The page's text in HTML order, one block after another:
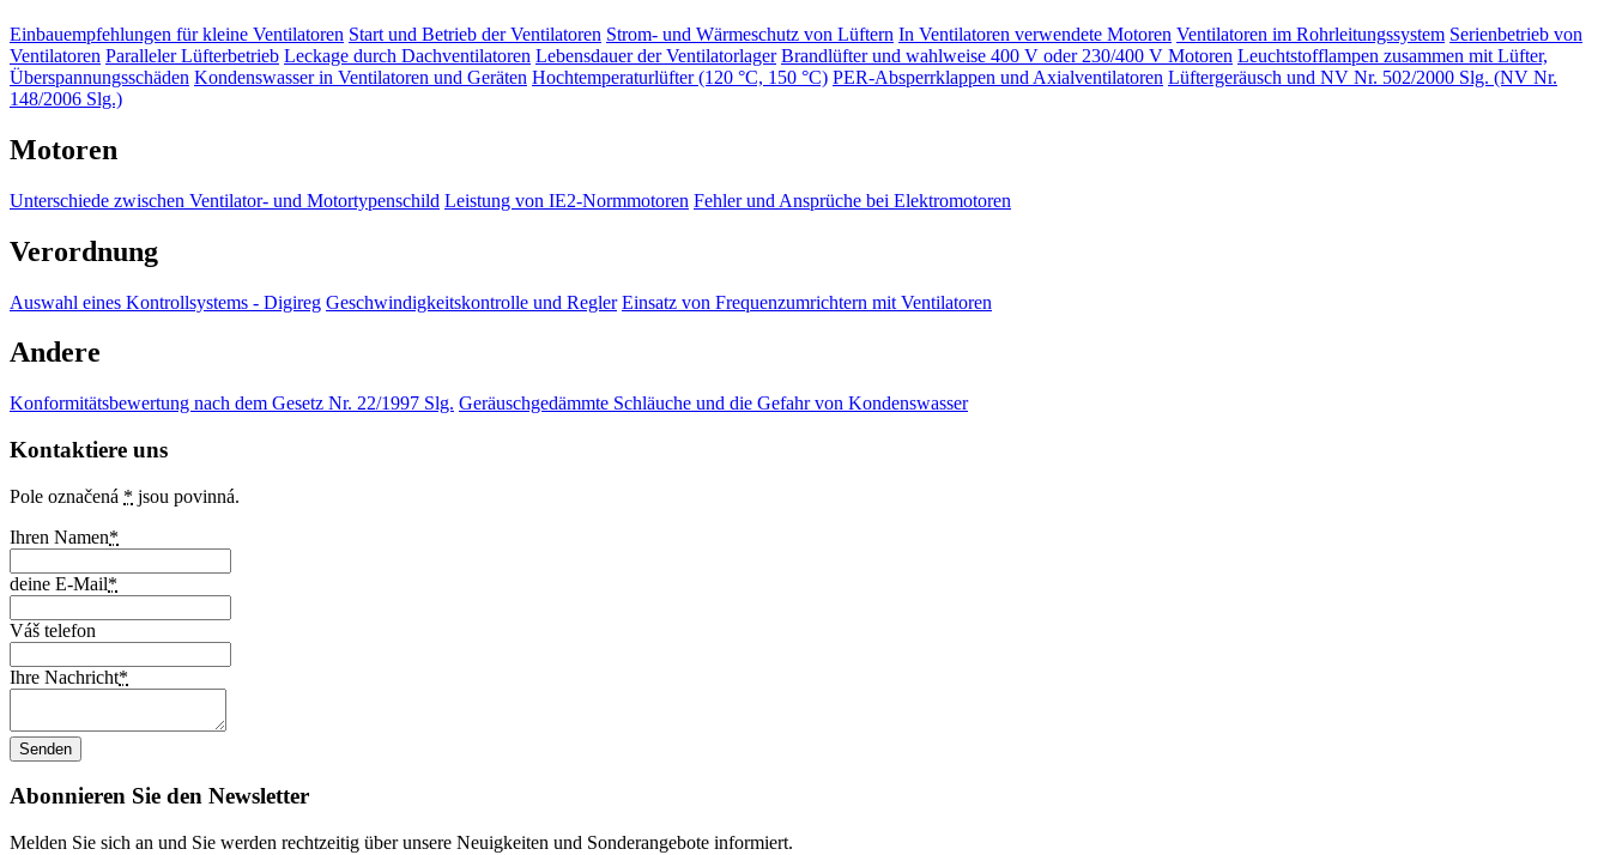
Einbauempfehlungen für kleine Ventilatoren Start und Betrieb der Ventilatoren Strom- und Wärmeschutz von Lüftern In Ventilatoren verwendete Motoren Ventilatoren im Rohrleitungssystem Serienbetrieb von
Ventilatoren Paralleler Lüfterbetrieb Leckage durch Dachventilatoren Lebensdauer der Ventilatorlager Brandlüfter und wahlweise 400 V oder 230/400 V Motoren Leuchtstofflampen zusammen mit Lüfter,
Überspannungsschäden Kondenswasser in Ventilatoren und Geräten Hochtemperaturlüfter (120 °C, 150 °C) PER-Absperrklappen und Axialventilatoren Lüftergeräusch und NV Nr. 502/2000 Slg. (NV Nr.
148/2006 Slg.)
Motoren
Unterschiede zwischen Ventilator- und Motortypenschild Leistung von IE2-Normmotoren Fehler und Ansprüche bei Elektromotoren
Verordnung
Auswahl eines Kontrollsystems - Digireg Geschwindigkeitskontrolle und Regler Einsatz von Frequenzumrichtern mit Ventilatoren
Andere
Konformitätsbewertung nach dem Gesetz Nr. 22/1997 Slg. Geräuschgedämmte Schläuche und die Gefahr von Kondenswasser
Kontaktiere uns
Pole označená * jsou povinná.
Ihren Namen*
deine E-Mail*
Váš telefon
Ihre Nachricht*
Abonnieren Sie den Newsletter
Melden Sie sich an und Sie werden rechtzeitig über unsere Neuigkeiten und Sonderangebote informiert.